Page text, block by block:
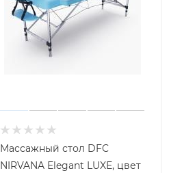
Массажный стол DFC
NIRVANA Elegant LUXE, цвет